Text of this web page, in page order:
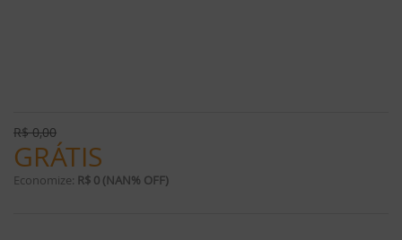
R$0,00
GRÁTIS
Economize: R$ 0 (NAN% OFF)